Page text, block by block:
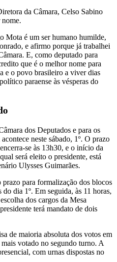
da Câmara, Celso Sabino
Mota é um ser humano humilde,
e afirmo porque já trabalhei
E, como deputado para
que é o melhor nome para
e o povo brasileiro a viver dias
paraense às vésperas do
dos Deputados e para os
neste sábado, 1º. O prazo
se às 13h30, e o início da
será eleito o presidente, está
Ulysses Guimarães.
para formalização dos blocos
dia 1º. Em seguida, às 11 horas,
dos cargos da Mesa
terá mandato de dois
de maioria absoluta dos votos em
votado no segundo turno. A
com urnas dispostas no